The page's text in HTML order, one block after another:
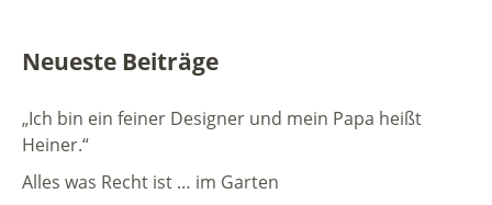
Neueste Beiträge
„Ich bin ein feiner Designer und mein Papa heißt
Heiner.“
Alles was Recht ist … im Garten